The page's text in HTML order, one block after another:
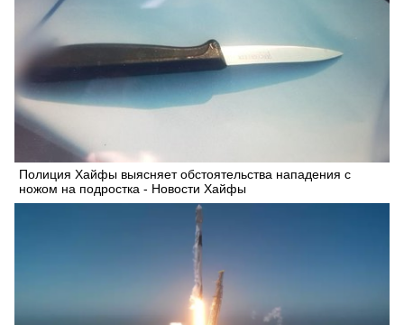
Полиция Хайфы выясняет обстоятельства нападения с
ножом на подростка - Новости Хайфы